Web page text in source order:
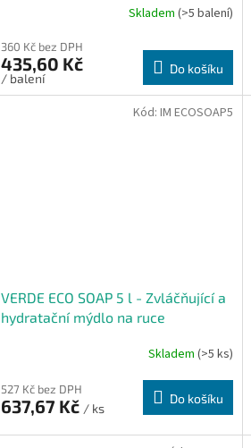
Skladem (>5 balení)
360 Kč bez DPH
435,60 Kč
/ balení
Do košíku
VERDE ECO SOAP 5 l - Zvláčňující a
hydratační mýdlo na ruce
Skladem (>5 ks)
527 Kč bez DPH
637,67 Kč / ks
Do košíku
Kód: IM ECOSOAP5